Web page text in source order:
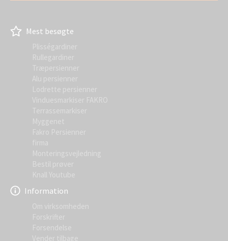
Mest besøgte
Plisségardiner
Rullegardiner
Træpersienner
Alu persienner
Lodrette persienner
Vinduesmarkiser FAKRO
Terrassemarkiser
Myggenet
Fakro Persienner
firma
Monteringsvejledning
Bestil prøver
Knall Youtube
Information
Om virksomheden
Forskrifter
Forsendelse
Vender tilbage